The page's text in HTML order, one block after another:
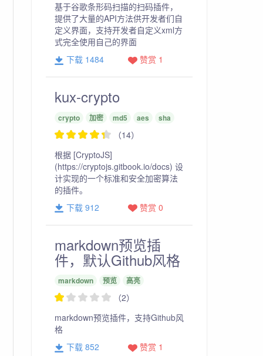
kux-flector'
基于谷歌条形码扫描的扫码插件，
提供了大量的API方法供开发者们自
定义界面，支持开发者自定义xml方
式完全使用自己的界面
下载 1484
赞赏 1
kux-crypto
crypto 加密 md5 aes sha
（14）
根据 [CryptoJS]
(https://cryptojs.gitbook.io/docs) 设
计实现的一个标准和安全加密算法
的插件。
下载 912
赞赏 0
markdown预览插
件，默认Github风格
markdown 预览 高亮
（2）
markdown预览插件，支持Github风
格
下载 852
赞赏 1